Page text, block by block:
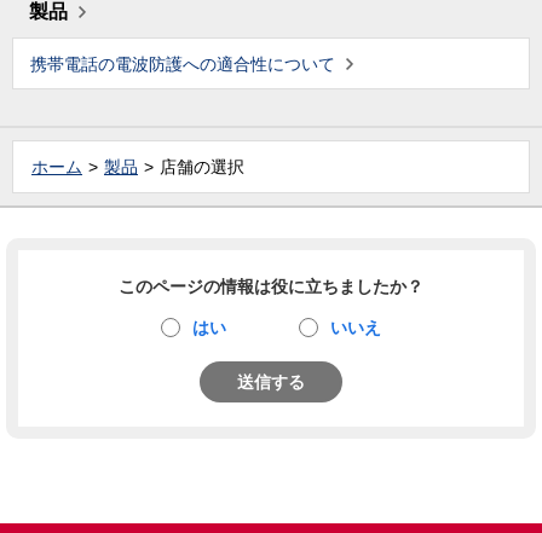
製品
携帯電話の電波防護への適合性について
ホーム 製品 店舗の選択
このページの情報は役に立ちましたか？
はい いいえ
送信する